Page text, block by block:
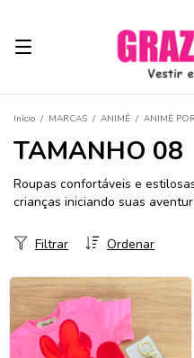
Início / MARCAS / ANIMÉ / ANIMÉ
TAMANHO 08
Roupas confortáveis e
crianças iniciando suas
Ordenar
Filtrar